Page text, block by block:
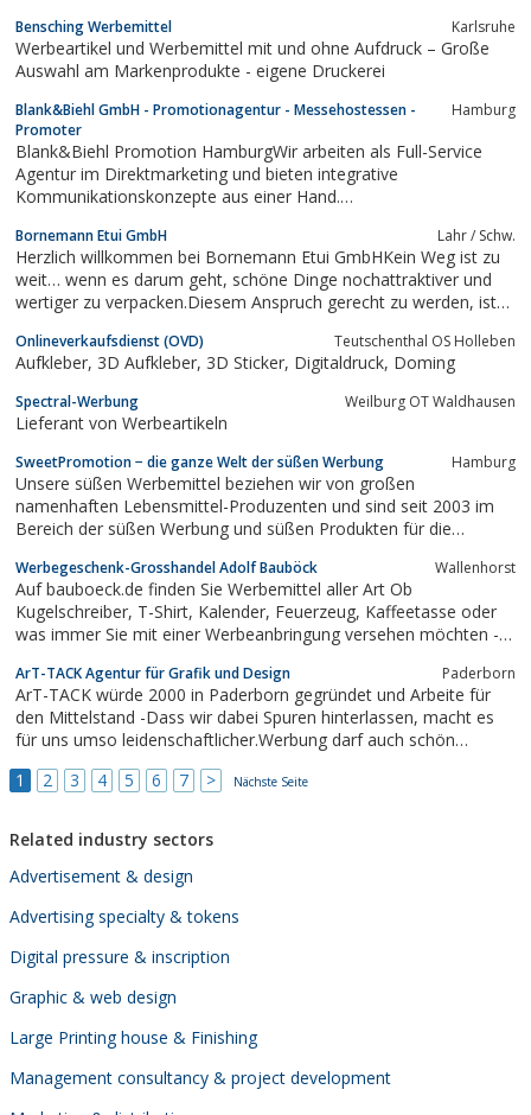
Möglichkeitl für die eigene Firma sein um so Marketing zu
betreiben
Bensching Werbemittel Karlsruhe
Werbeartikel und Werbemittel mit und ohne Aufdruck – Große
Auswahl am Markenprodukte - eigene Druckerei
Blank&Biehl GmbH - Promotionagentur - Messehostessen -
Promoter
Hamburg
Blank&Biehl Promotion HamburgWir arbeiten als Full-Service
Agentur im Direktmarketing und bieten integrative
Kommunikationskonzepte aus einer Hand.
Werbemittelproduktionen gehören zu unseren
Kernkompetenzen.Uns unterstützen bundesweit mehr als 30.000
Freiberufler.Besuchen Sie jetzt...
Bornemann Etui GmbH Lahr / Schw.
Herzlich willkommen bei Bornemann Etui GmbHKein Weg ist zu
weit… wenn es darum geht, schöne Dinge nochattraktiver und
wertiger zu verpacken.Diesem Anspruch gerecht zu werden, ist
und Produktlinien sowie ein aussergewöhnliches Design
bestimmen den Inhalt dieses...
Onlineverkaufsdienst (OVD) Teutschenthal OS Holleben
Aufkleber, 3D Aufkleber, 3D Sticker, Digitaldruck, Doming
Spectral-Werbung Weilburg OT Waldhausen
Lieferant von Werbeartikeln
SweetPromotion − die ganze Welt der süßen Werbung Hamburg
Unsere süßen Werbemittel beziehen wir von großen
namenhaften Lebensmittel-Produzenten und sind seit 2003 im
Bereich der süßen Werbung und süßen Produkten für die
unserer langjährigen Erfahrung und lassen Sie sich für Ihre süßen
Werbeartikel von uns beraten.
Werbegeschenk-Grosshandel Adolf Bauböck Wallenhorst
Auf bauboeck.de finden Sie Werbemittel aller Art Ob
Kugelschreiber, T-Shirt, Kalender, Feuerzeug, Kaffeetasse oder
was immer Sie mit einer Werbeanbringung versehen möchten -
und Freizeit für Ihre Kunden. Ob individuelle Geschenke oder
Großserien - wir liefern...
ArT-TACK Agentur für Grafik und Design Paderborn
ArT-TACK würde 2000 in Paderborn gegründet und Arbeite für
den Mittelstand -Dass wir dabei Spuren hinterlassen, macht es
für uns umso leidenschaftlicher.Werbung darf auch schön
1 2 3 4 5 6 7 > Nächste Seite
Related industry sectors
Advertisement & design
Advertising specialty & tokens
Digital pressure & inscription
Graphic & web design
Large Printing house & Finishing
Management consultancy & project development